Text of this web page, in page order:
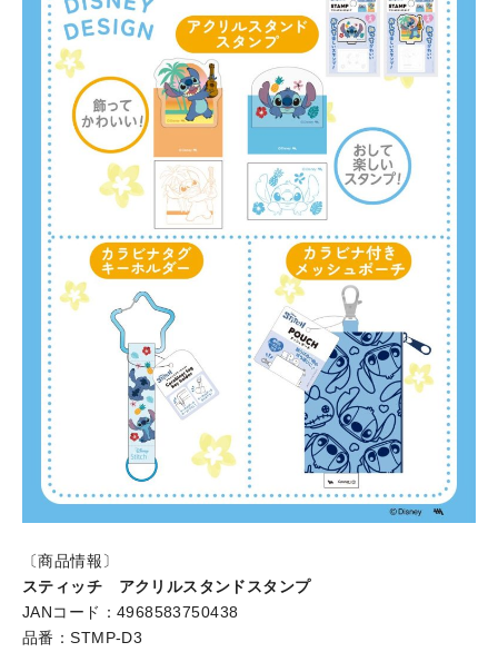
〔商品情報〕
スティッチ アクリルスタンドスタンプ
JANコード：4968583750438
品番：STMP-D3